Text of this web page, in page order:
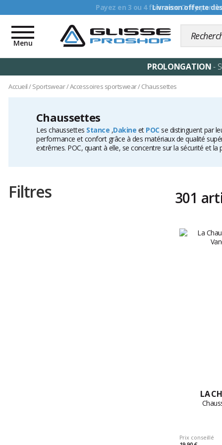
Livraison offerte
Toggle
navigation
Menu
PROLONGATION-
Accueil/Sportswear/Accessoires sportswear/Chaussettes
Chaussettes
Les chaussettes Stance ,Dakine et POC se distinguent par
performance et confort grâce à des matériaux de qualité
extrêmes. POC, quant à elle, se concentre sur la sécurité et
Filtres 301
LA
Prix conseillé